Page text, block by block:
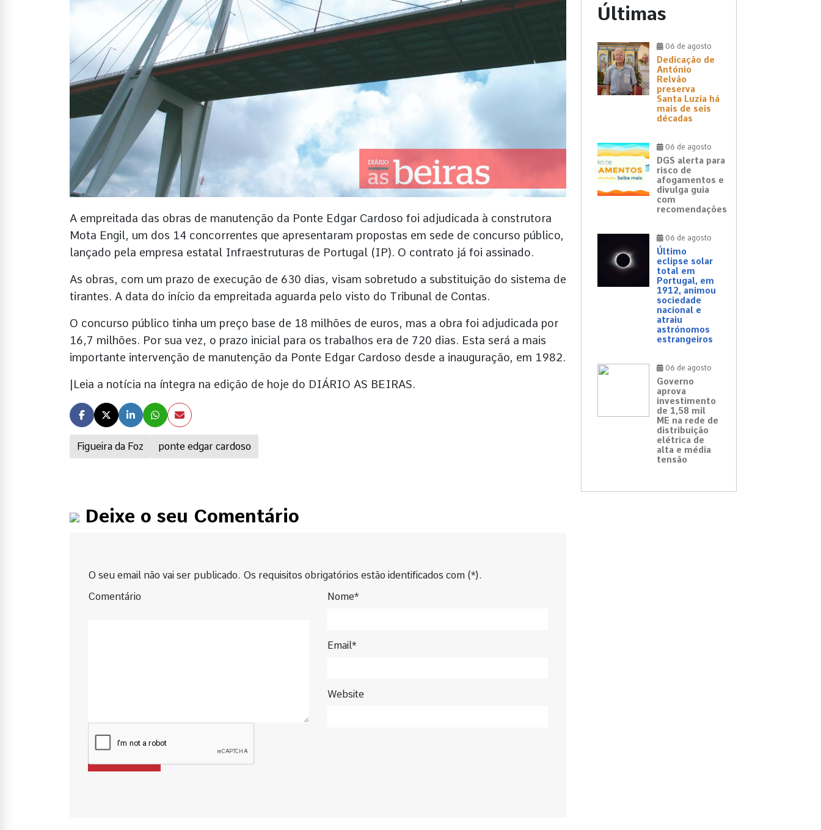
Figueira da Foz ponte edgar cardoso
A empreitada das obras de manutenção da Ponte Edgar Cardoso foi adjudicada à construtora
Mota Engil, um dos 14 concorrentes que apresentaram propostas em sede de concurso público,
lançado pela empresa estatal Infraestruturas de Portugal (IP). O contrato já foi assinado.
As obras, com um prazo de execução de 630 dias, visam sobretudo a substituição do sistema de
tirantes. A data do início da empreitada aguarda pelo visto do Tribunal de Contas.
O concurso público tinha um preço base de 18 milhões de euros, mas a obra foi adjudicada por
16,7 milhões. Por sua vez, o prazo inicial para os trabalhos era de 720 dias. Esta será a mais
importante intervenção de manutenção da Ponte Edgar Cardoso desde a inauguração, em 1982.
|Leia a notícia na íntegra na edição de hoje do DIÁRIO AS BEIRAS.
Deixe o seu Comentário
O seu email não vai ser publicado. Os requisitos obrigatórios estão identificados com (*).
Comentário
Nome*
Email*
Website
Últimas
06 de agosto
Dedicação de
António
Relvão
preserva
Santa Luzia há
mais de seis
décadas
06 de agosto
DGS alerta para
risco de
afogamentos e
divulga guia
com
recomendações
06 de agosto
Último
eclipse solar
total em
Portugal, em
1912, animou
sociedade
nacional e
atraiu
astrónomos
estrangeiros
06 de agosto
Governo
aprova
investimento
de 1,58 mil
ME na rede de
distribuição
elétrica de
alta e média
tensão